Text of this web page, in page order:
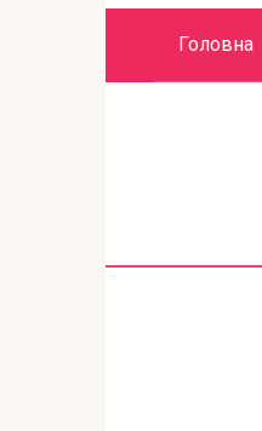
Головна